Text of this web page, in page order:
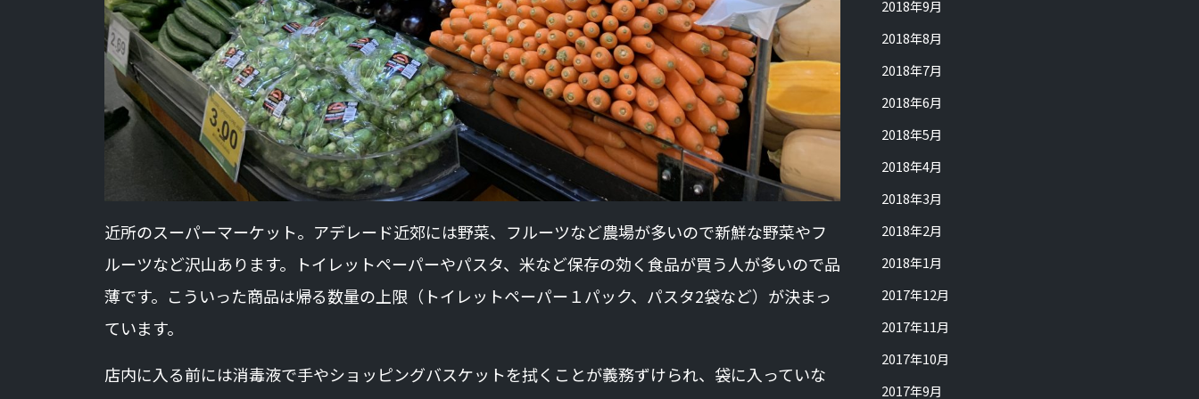
近所のスーパーマーケット。アデレード近郊には野菜、フルーツなど農場が多いので新鮮な野菜やフ
ルーツなど沢山あります。トイレットペーパーやパスタ、米など保存の効く食品が買う人が多いので品
薄です。こういった商品は帰る数量の上限（トイレットペーパー１パック、パスタ2袋など）が決まっ
ています。
店内に入る前には消毒液で手やショッピングバスケットを拭くことが義務ずけられ、袋に入っていな
2018年9月
2018年8月
2018年7月
2018年6月
2018年5月
2018年4月
2018年3月
2018年2月
2018年1月
2017年12月
2017年11月
2017年10月
2017年9月